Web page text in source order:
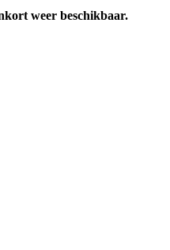
weer beschikbaar.